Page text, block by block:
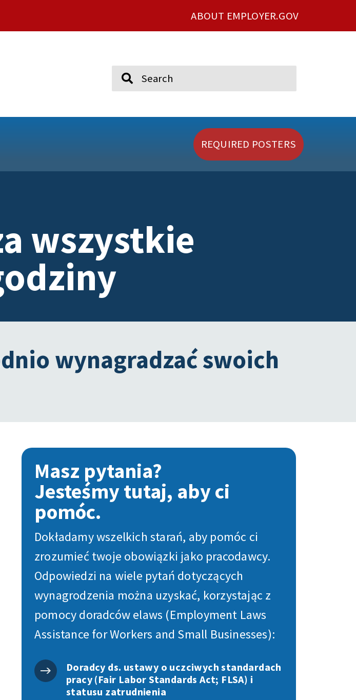
ABOUT EMPLOYER.GOV
REQUIRED POSTERS
wszystkie
wynagradzać swoich
Masz pytania?
Jesteśmy tutaj, aby ci
pomóc.
Dokładamy wszelkich starań, aby pomóc ci
zrozumieć twoje obowiązki jako pracodawcy.
Odpowiedzi na wiele pytań dotyczących
wynagrodzenia można uzyskać, korzystając z
pomocy doradców elaws (Employment Laws
Assistance for Workers and Small Businesses):
Doradcy ds. ustawy o uczciwych standardach
pracy (Fair Labor Standards Act; FLSA) i
statusu zatrudnienia